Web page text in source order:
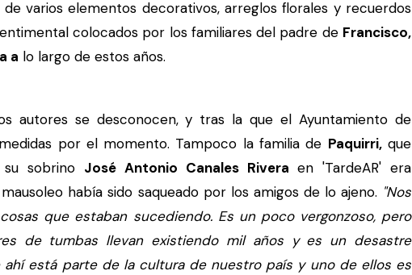
varios elementos decorativos, arreglos florales y recuerdos
colocados por los familiares del padre de Francisco,
a lo largo de estos años.
autores se desconocen, y tras la que el Ayuntamiento de
por el momento. Tampoco la familia de Paquirri,que
sobrino José Antonio Canales Rivera en 'TardeAR' era
había sido saqueado por los amigos de lo ajeno. "Nos
que estaban sucediendo. Es un poco vergonzoso, pero
de tumbas llevan existiendo mil años y es un desastre
está parte de la cultura de nuestro país y uno de ellos es